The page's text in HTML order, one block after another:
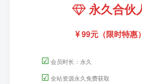
永久合伙
99元（限时特惠）
☑ 会员时长：永久
☑ 全站资源永久免费获取